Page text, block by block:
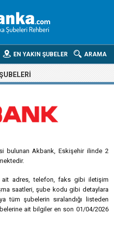
ARAMA
EN YAKIN ŞUBELER
bulunan Akbank, Eskişehir ilinde 2
ait adres, telefon, faks gibi iletişim
saatleri, şube kodu gibi detaylara
tüm şubelerin sıralandığı listeden
ait bilgiler en son 01/04/2026